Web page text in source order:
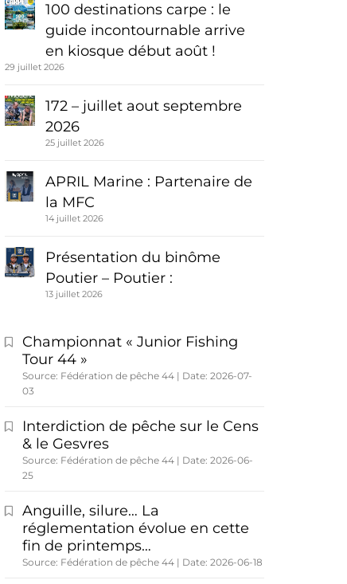
100 destinations carpe : le
guide incontournable arrive
en kiosque début août !
29 juillet 2026
172 – juillet aout septembre
2026
25 juillet 2026
APRIL Marine : Partenaire de
la MFC
14 juillet 2026
Présentation du binôme
Poutier – Poutier :
13 juillet 2026
Championnat « Junior Fishing
Tour 44 »
Source: Fédération de pêche 44
Date: 2026-07-
03
Interdiction de pêche sur le Cens
& le Gesvres
Source: Fédération de pêche 44
Date: 2026-06-
25
Anguille, silure… La
réglementation évolue en cette
fin de printemps…
Source: Fédération de pêche 44 Date: 2026-06-18